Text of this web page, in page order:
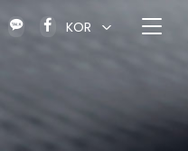
KOR